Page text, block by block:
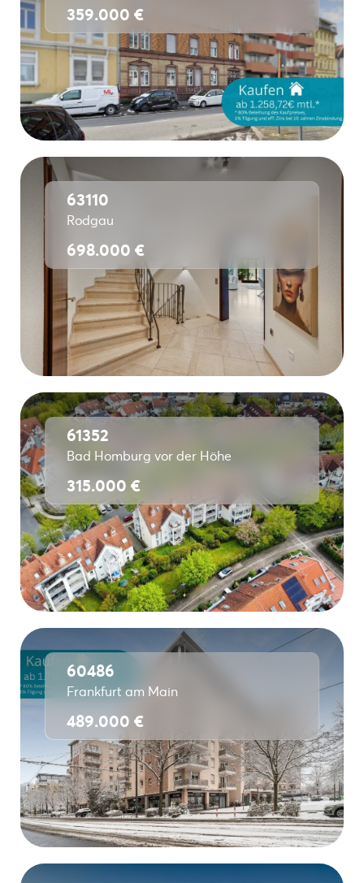
359.000 €
63110
Rodgau
698.000 €
61352
Bad Homburg vor der Höhe
315.000 €
60486
Frankfurt am Main
489.000 €